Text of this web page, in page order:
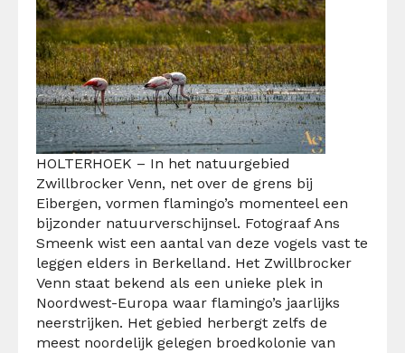
HOLTERHOEK – In het natuurgebied
Zwillbrocker Venn, net over de grens bij
Eibergen, vormen flamingo’s momenteel een
bijzonder natuurverschijnsel. Fotograaf Ans
Smeenk wist een aantal van deze vogels vast te
leggen elders in Berkelland. Het Zwillbrocker
Venn staat bekend als een unieke plek in
Noordwest-Europa waar flamingo’s jaarlijks
neerstrijken. Het gebied herbergt zelfs de
meest noordelijk gelegen broedkolonie van